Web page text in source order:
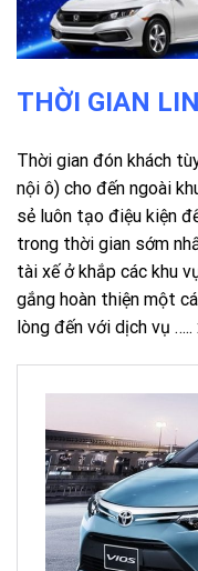
THỜI GIAN
Thời gian đón khách
nội ô) cho đến ngoài
sẻ luôn tạo điệu kiện
trong thời gian sớm
tài xế ở khắp các khu
gắng hoàn thiện một
lòng đến với dịch vụ